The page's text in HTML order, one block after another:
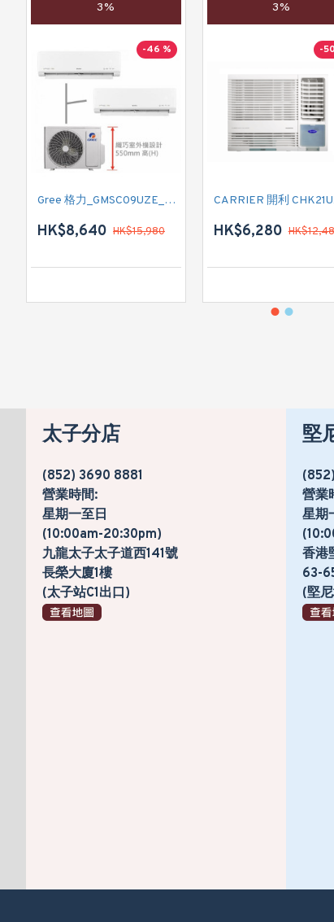
3%
-46 %
Gree 格力_GMSC09UZE_GMSC12UZE_GMSC18UZC_R32 掛牆變頻式1拖2分體冷氣機 (淨冷型)
HK$8,640 HK$15,980
3%
-
HK$6,280
太子分店
(852) 3690 8881
營業時間:
星期一至日
(10:00am-20:30pm)
九龍太子太子道西141號
長榮大廈1樓
(太子站C1出口)
堅
營業
星期
香港
63-
(堅